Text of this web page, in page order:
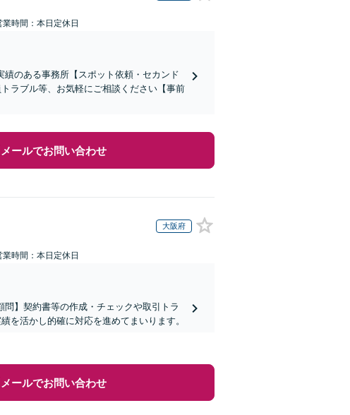
業時間：本日定休日
績のある事務所【スポット依頼・セカンド
ラブル等、お気軽にご相談ください【事前
メールでお問い合わせ
大阪府
業時間：本日定休日
問】契約書等の作成・チェックや取引トラ
を活かし的確に対応を進めてまいります。
メールでお問い合わせ